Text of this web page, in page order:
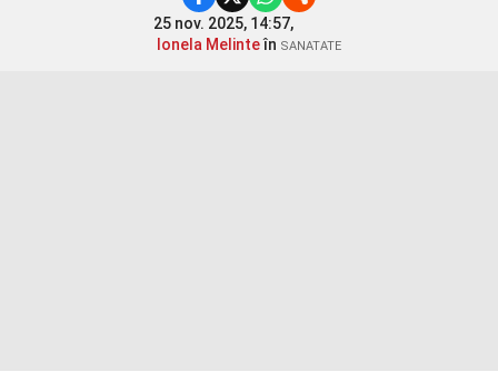
25 nov. 2025, 14:57,
Ionela Melinteîn SANATATE